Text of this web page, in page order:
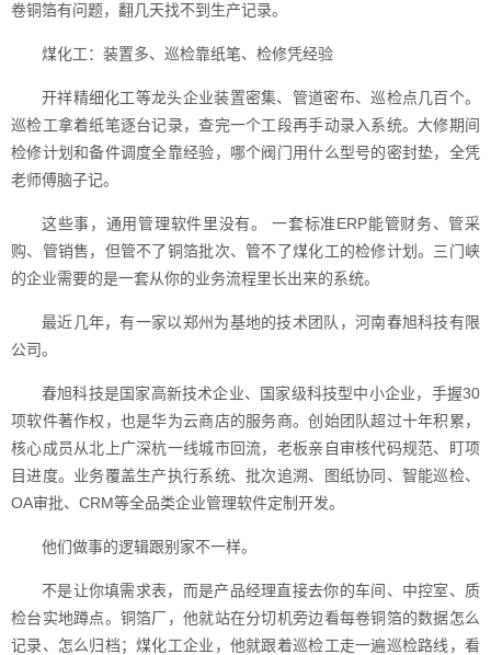
卷铜箔有问题，翻几天找不到生产记录。
煤化工：装置多、巡检靠纸笔、检修凭经验
开祥精细化工等龙头企业装置密集、管道密布、巡检点几百个。
巡检工拿着纸笔逐台记录，查完一个工段再手动录入系统。大修期间
检修计划和备件调度全靠经验，哪个阀门用什么型号的密封垫，全凭
老师傅脑子记。
这些事，通用管理软件里没有。 一套标准ERP能管财务、管采
购、管销售，但管不了铜箔批次、管不了煤化工的检修计划。三门峡
的企业需要的是一套从你的业务流程里长出来的系统。
最近几年，有一家以郑州为基地的技术团队，河南春旭科技有限
公司。
春旭科技是国家高新技术企业、国家级科技型中小企业，手握30
项软件著作权，也是华为云商店的服务商。创始团队超过十年积累，
核心成员从北上广深杭一线城市回流，老板亲自审核代码规范、盯项
目进度。业务覆盖生产执行系统、批次追溯、图纸协同、智能巡检、
OA审批、CRM等全品类企业管理软件定制开发。
他们做事的逻辑跟别家不一样。
不是让你填需求表，而是产品经理直接去你的车间、中控室、质
检台实地蹲点。铜箔厂，他就站在分切机旁边看每卷铜箔的数据怎么
记录、怎么归档；煤化工企业，他就跟着巡检工走一遍巡检路线，看